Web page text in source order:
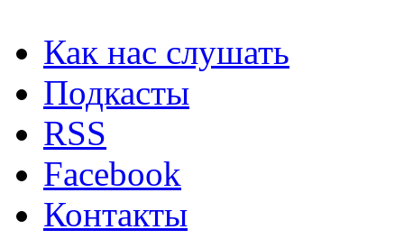
Как нас слушать
Подкасты
RSS
Facebook
Контакты